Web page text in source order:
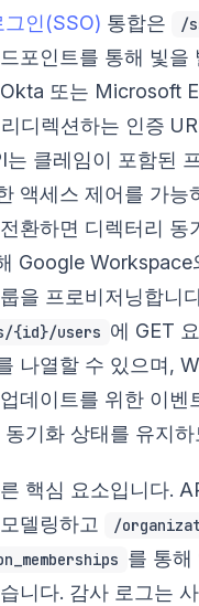
그인(SSO) 통합은 /
포인트를 통해 빛을
또는 Microsoft
디렉션하는 인증
는 클레임이 포함된
액세스 제어를 가능
환하면 디렉터리 동
Google Workspace
을 프로비저닝합니
{id}/users 에 GET
나열할 수 있으며,
데이트를 위한 이벤
기화 상태를 유지
핵심 요소입니다.
델링하고
/
를 통해
니다. 감사 로그는